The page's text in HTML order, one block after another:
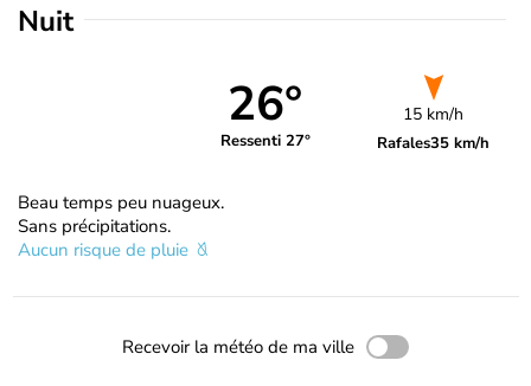
Nuit
26°
Ressenti 27°
15 km/h
Rafales35 km/h
Beau temps peu nuageux.
Sans précipitations.
Aucun risque de pluie
Recevoir la météo de ma ville